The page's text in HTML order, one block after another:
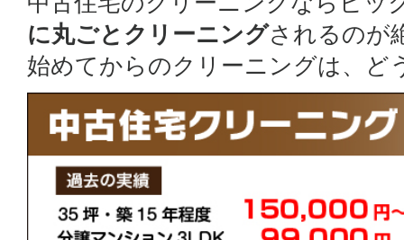
に丸ごとクリーニングされるのが
始めてからのクリーニングは、ど